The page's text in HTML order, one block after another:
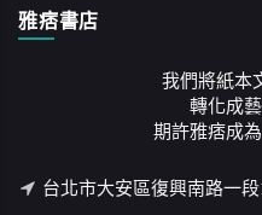
雅痞書店
我們將紙本
轉化成
期許雅痞成
台北市大安區復興南路一